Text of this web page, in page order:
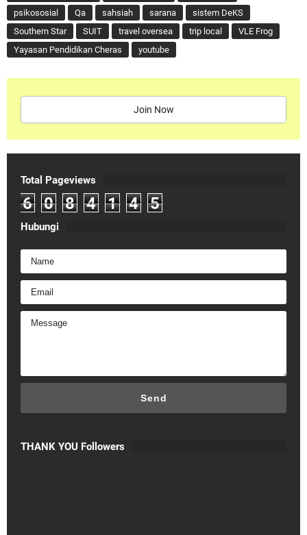
psikososial
Qa sahsiah sarana
sistem DeKS
Southern Star
SUIT travel oversea trip local
VLE Frog
Yayasan Pendidikan Cheras
youtube
Join Now
Total Pageviews
6 0 8 4 1 4 5
Hubungi
THANK YOU Followers